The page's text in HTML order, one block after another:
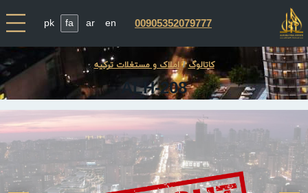
00905352079777
en
ar
fa
pk
کاتالوگ املاک و مستغلات ترکیه
ALH-208